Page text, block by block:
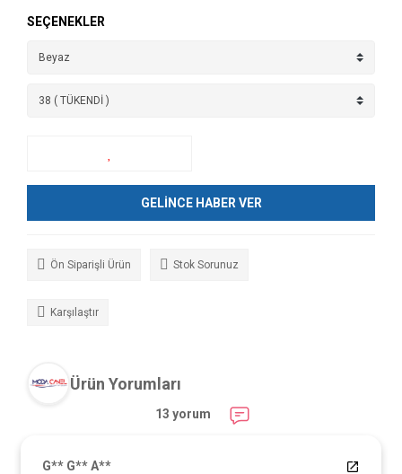
SEÇENEKLER
GELİNCE HABER VER
Ön Siparişli Ürün Stok Sorunuz
Karşılaştır
Ürün Yorumları
13 yorum
G** G** A**